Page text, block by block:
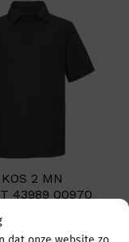
2 MN
43989 00970
39,95